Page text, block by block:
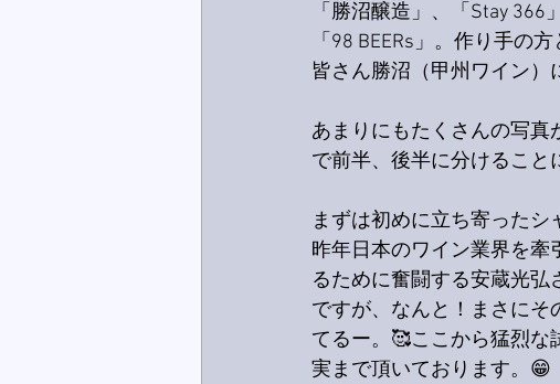
「勝沼醸造」、「Stay
「98 BEERs」。作り手の
皆さん勝沼（甲州ワイン）
あまりにもたくさんの写
で前半、後半に分けること
まずは初めに立ち寄ったシ
昨年日本のワイン業界を牽
るために奮闘する安蔵光
ですが、なんと！まさにそ
てるー。🥰ここから猛烈
実まで頂いております。😁